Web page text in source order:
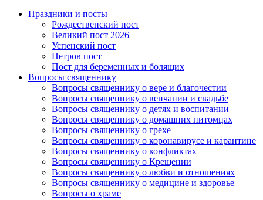
Праздники и посты
Рождественский пост
Великий пост 2026
Успенский пост
Петров пост
Пост для беременных и болящих
Вопросы священнику
Вопросы священнику о вере и благочестии
Вопросы священнику о венчании и свадьбе
Вопросы священнику о детях и воспитании
Вопросы священнику о домашних питомцах
Вопросы священнику о грехе
Вопросы священнику о коронавирусе и карантине
Вопросы священнику о конфликтах
Вопросы священнику о Крещении
Вопросы священнику о любви и отношениях
Вопросы священнику о медицине и здоровье
Вопросы о храме